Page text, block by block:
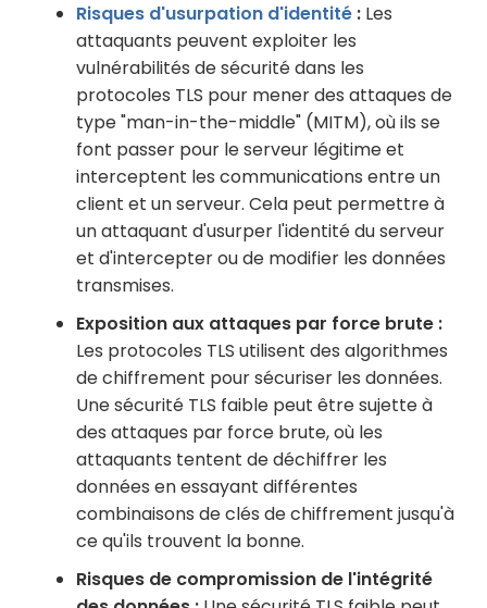
Risques d'usurpation d'identité : Les
attaquants peuvent exploiter les
vulnérabilités de sécurité dans les
protocoles TLS pour mener des attaques de
type "man-in-the-middle" (MITM), où ils se
font passer pour le serveur légitime et
interceptent les communications entre un
client et un serveur. Cela peut permettre à
un attaquant d'usurper l'identité du serveur
et d'intercepter ou de modifier les données
transmises.
Exposition aux attaques par force brute :
Les protocoles TLS utilisent des algorithmes
de chiffrement pour sécuriser les données.
Une sécurité TLS faible peut être sujette à
des attaques par force brute, où les
attaquants tentent de déchiffrer les
données en essayant différentes
combinaisons de clés de chiffrement jusqu'à
ce qu'ils trouvent la bonne.
Risques de compromission de l'intégrité